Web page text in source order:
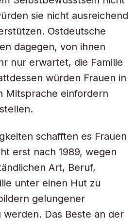
sie nicht ausreichend
Ostdeutsche
dagegen, von ihnen
nur erwartet, die Familie
würden Frauen in
Mitsprache einfordern
schafften es Frauen
erst nach 1989, wegen
Art, Beruf,
unter einen Hut zu
gelungener
werden. Das Beste an der